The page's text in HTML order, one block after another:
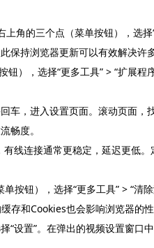
角的三个点（菜单按钮），选
保持浏览器更新可以有效解决许
），选择“更多工具” > “扩展
，进入设置页面。滚动页面，
畅度。
线连接通常更稳定，延迟更低
钮），选择“更多工具” > “清
存和Cookies也会影响浏览器的性
“设置”。在弹出的视频设置窗